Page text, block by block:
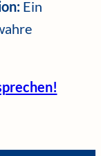
Ein